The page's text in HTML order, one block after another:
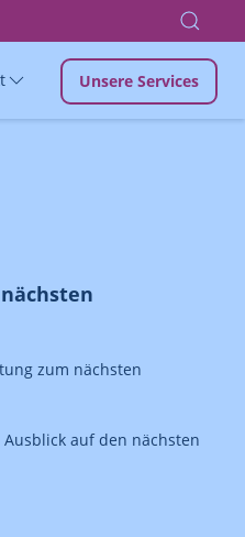
Unsere Services
zum nächsten
auf den nächsten